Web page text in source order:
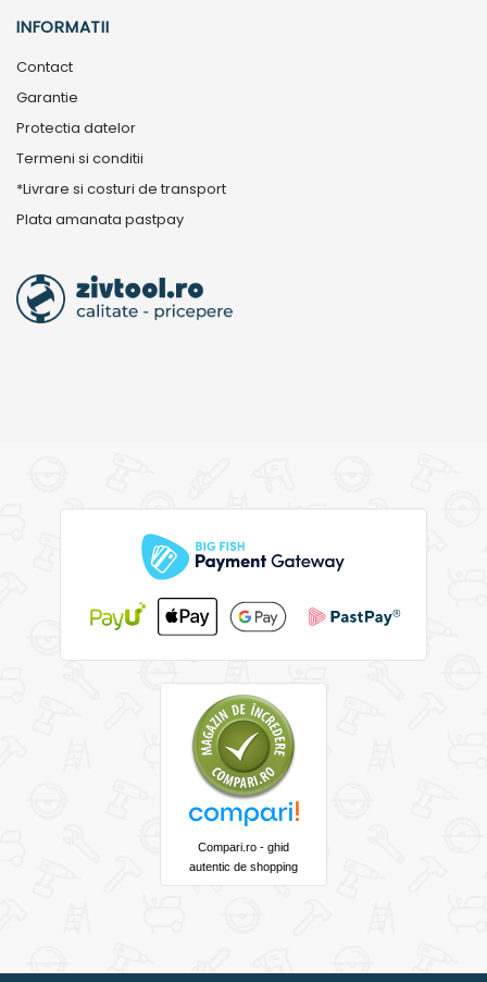
INFORMATII
Contact
Garantie
Protectia datelor
Termeni si conditii
*Livrare si costuri de transport
Plata amanata pastpay
Compari.ro - ghid
autentic de shopping